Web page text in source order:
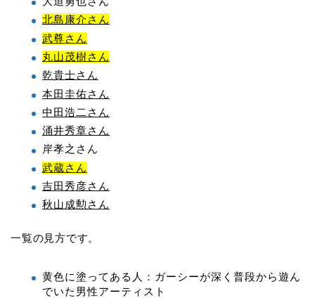
北島康介さん
武尊さん
丸山茂樹さん
乾貴士さん
本田圭佑さん
中田浩二さん
涌井秀章さん
岸孝之さん
武蔵さん
吉田秀彦さん
秋山成勲さん
一覧の見方です。
黄色に塗ってある人：ガーシーが深く普段から遊ん
でいた男性アーティスト